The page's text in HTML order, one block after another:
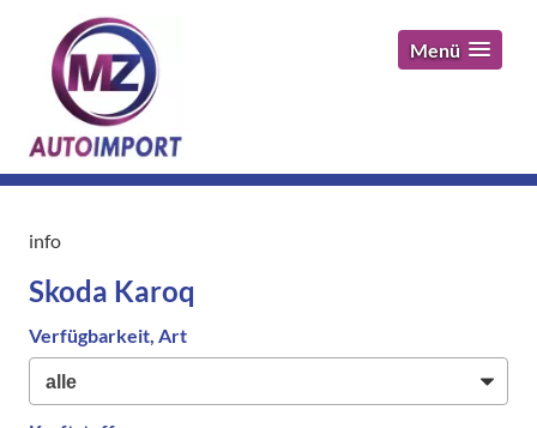
Menü
info
Skoda Karoq
Verfügbarkeit, Art